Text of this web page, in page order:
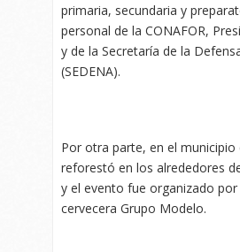
primaria, secundaria y
personal de la CONAFOR,
y de la Secretaría de la
(SEDENA).
Por otra parte, en el municipio
reforestó en los alrededores
y el evento fue organizado
cervecera Grupo Modelo.